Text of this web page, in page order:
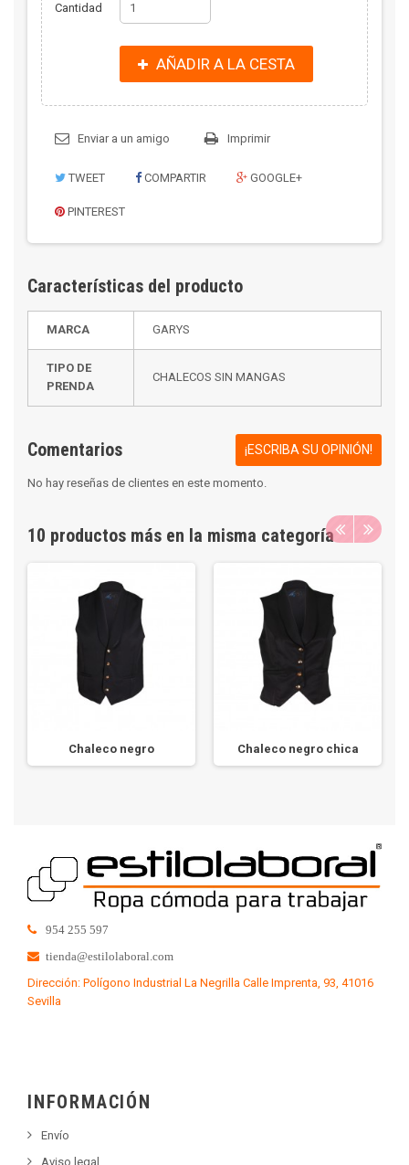
Cantidad
AÑADIR A LA CESTA
Enviar a un amigo Imprimir
TWEET COMPARTIR GOOGLE+
PINTEREST
Características del producto
MARCA GARYS
TIPO DE
PRENDA
CHALECOS SIN MANGAS
Comentarios ¡ESCRIBA SU OPINIÓN!
No hay reseñas de clientes en este momento.
10 productos más en la misma categoría
Chaleco negro Chaleco negro chica
954 255 597
tienda@estilolaboral.com
Dirección: Polígono Industrial La Negrilla Calle Imprenta, 93, 41016
Sevilla
INFORMACIÓN
Envío
Aviso legal